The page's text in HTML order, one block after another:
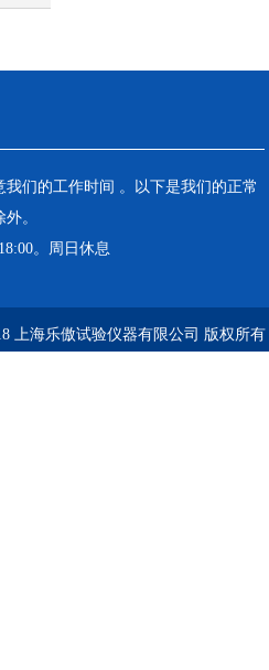
们的工作时间 。以下是我们的正常
。
。周日休息
上海乐傲试验仪器有限公司 版权所